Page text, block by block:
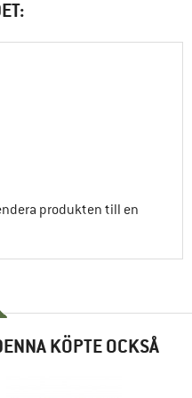
produkten till en
KÖPTE OCKSÅ